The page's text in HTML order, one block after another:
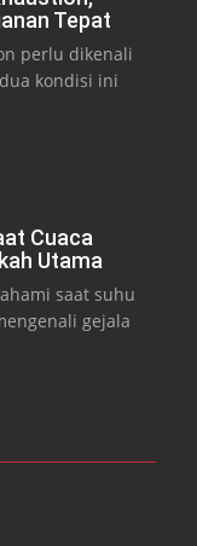
Tepat
perlu dikenali
kondisi ini
Cuaca
Utama
saat suhu
gejala